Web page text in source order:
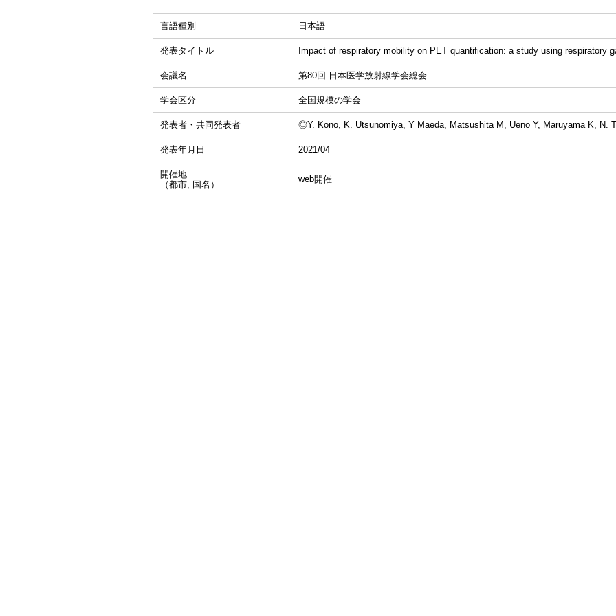
言語種別 日本語
発表タイトル Impact of respiratory mobility on PET quantification: a study using respiratory
会議名 第80回 日本医学放射線学会総会
学会区分 全国規模の学会
発表者・共同発表者 ◎Y. Kono, K. Utsunomiya, Y Maeda, Matsushita M, Ueno Y, Maruyama K, N.
発表年月日 2021/04
開催地
（都市, 国名）
web開催